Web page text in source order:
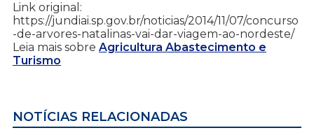
Link original:
https://jundiai.sp.gov.br/noticias/2014/11/07/concurso
-de-arvores-natalinas-vai-dar-viagem-ao-nordeste/
Leia mais sobre Agricultura Abastecimento e
Turismo
NOTÍCIAS RELACIONADAS